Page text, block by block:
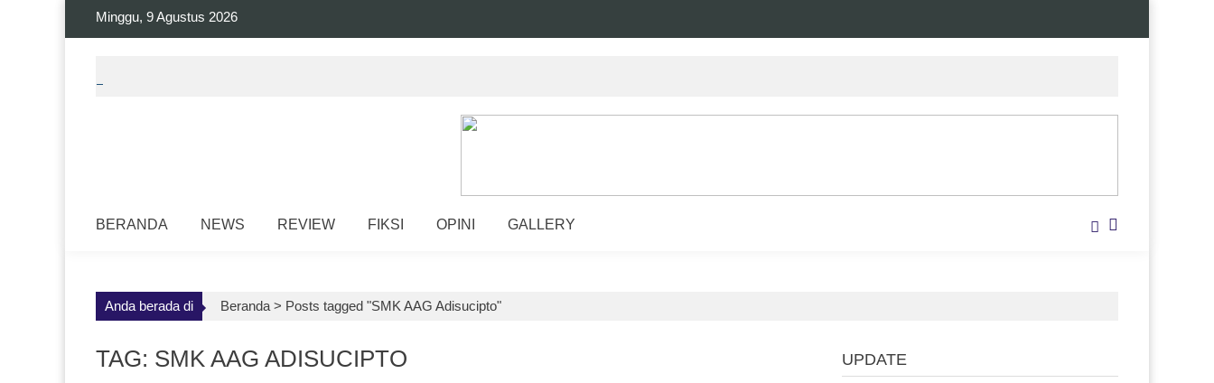
Minggu, 9 Agustus 2026
BERANDA NEWS REVIEW FIKSI OPINI GALLERY
Anda berada di Beranda > Posts tagged "SMK AAG Adisucipto"
TAG: SMK AAG ADISUCIPTO UPDATE